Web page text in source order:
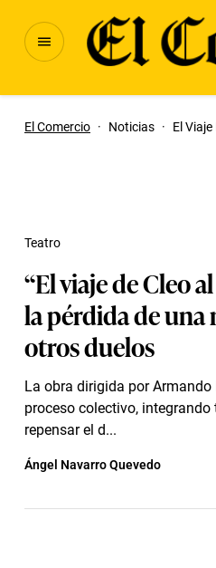
El Comercio · Noticias · El
“El viaje de Cleo
la pérdida de una
otros duelos
La obra dirigida por
proceso colectivo,
repensar el d...
Teatro
Ángel Navarro Quevedo